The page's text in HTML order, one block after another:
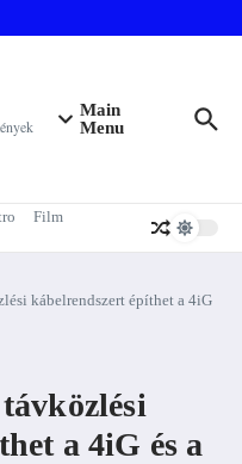
Main
Menu
Film
kábelrendszert építhet a 4iG
a 4iG és a